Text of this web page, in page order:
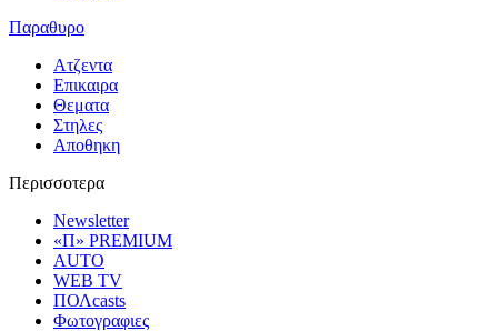
Παραθυρο
Ατζεντα
Επικαιρα
Θεματα
Στηλες
Αποθηκη
Περισσοτερα
Newsletter
«Π» PREMIUM
AUTO
WEB TV
ΠΟΛcasts
Φωτογραφιες